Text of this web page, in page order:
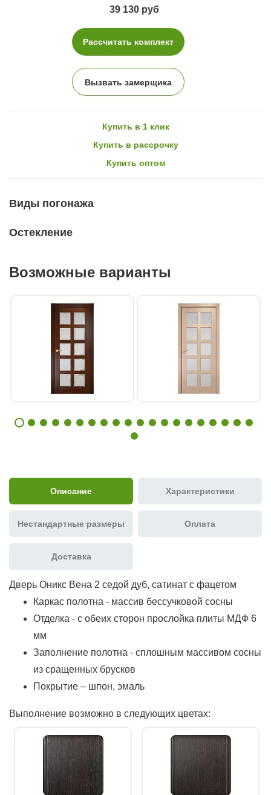
39 130 руб
Рассчитать комплект
Вызвать замерщика
Купить в 1 клик
Купить в рассрочку
Купить оптом
Виды погонажа
Остекление
Возможные варианты
Описание Характеристики
Нестандартные размеры Оплата
Доставка
Дверь Оникс Вена 2 седой дуб, сатинат с фацетом
Каркас полотна - массив бессучковой сосны
Отделка - с обеих сторон прослойка плиты МДФ 6
мм
Заполнение полотна - сплошным массивом сосны
из сращенных брусков
Покрытие – шпон, эмаль
Выполнение возможно в следующих цветах: